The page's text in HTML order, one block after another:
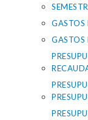
GASTOS
GASTOS